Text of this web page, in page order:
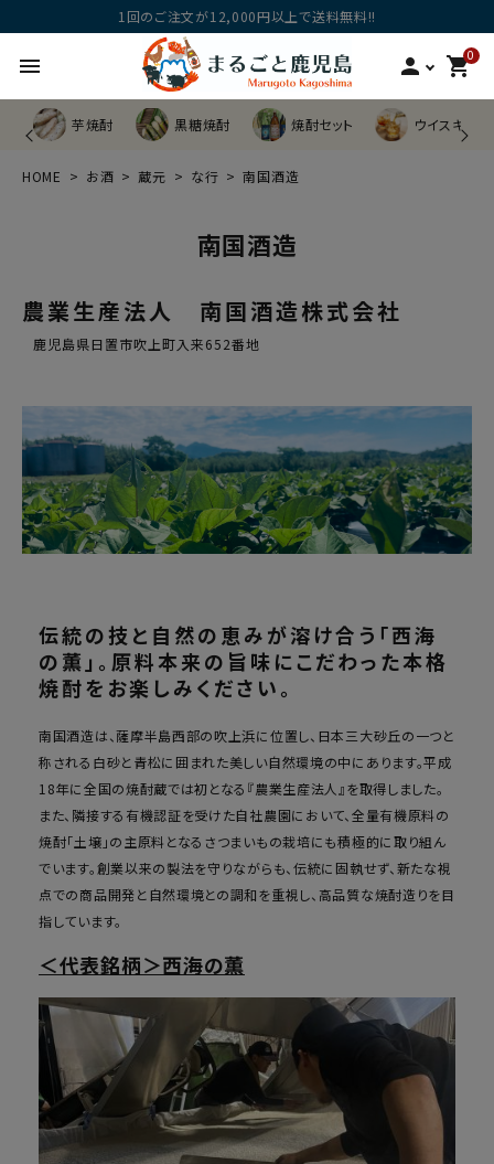
1回のご注文が12,000円以上で送料無料!!
menu person 0
shopping_cart
芋焼酎 黒糖焼酎 焼酎セット ウイスキー他
HOME お酒 蔵元 な行 南国酒造
南国酒造
農業生産法人 南国酒造株式会社
鹿児島県日置市吹上町入来652番地
伝統の技と自然の恵みが溶け合う「西海
の薫」。原料本来の旨味にこだわった本格
焼酎をお楽しみください。
南国酒造は、薩摩半島西部の吹上浜に位置し、日本三大砂丘の一つと
称される白砂と青松に囲まれた美しい自然環境の中にあります。平成
18年に全国の焼酎蔵では初となる『農業生産法人』を取得しました。
また、隣接する有機認証を受けた自社農園において、全量有機原料の
焼酎「土壌」の主原料となるさつまいもの栽培にも積極的に取り組ん
でいます。創業以来の製法を守りながらも、伝統に固執せず、新たな視
点での商品開発と自然環境との調和を重視し、高品質な焼酎造りを目
指しています。
＜代表銘柄＞西海の薫